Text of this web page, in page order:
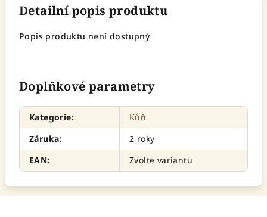
Detailní popis produktu
Popis produktu není dostupný
Doplňkové parametry
Kategorie:
Kůň
Záruka:
2 roky
EAN: Zvolte variantu